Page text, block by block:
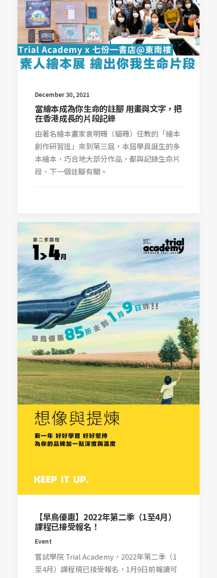
December 30, 2021
當繪本成為你生命的註腳 用畫與文字，把
在香港成長的片段記錄
由著名繪本畫家袁明珊（貓珊）任教的「繪本
創作研習班」來到第三屆，本屆學員誕生的多
本繪本，巧合地大部分作品，都與記錄生命片
段、下一個註腳有關。
【早鳥優惠】2022年第二季（1至4月）
課程已接受報名！
Event
嘗試學院 Trial Academy，2022年第二季（1
至4月）課程現已接受報名，1月9日前報讀可